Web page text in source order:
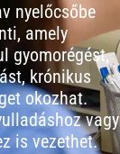
nyelőcsőbe
amely
gyomorégést,
krónikus
okozhat.
vagy
is vezethet.